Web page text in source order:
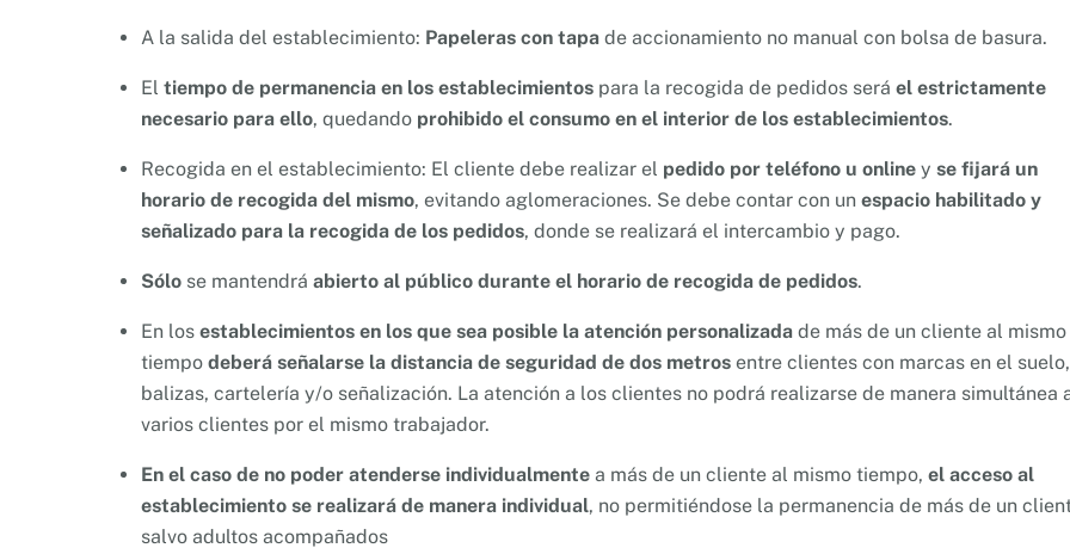
A la salida del establecimiento: Papeleras con tapade accionamiento no manual con bolsa de basura.
El tiempo de permanencia en los establecimientospara la recogida de pedidos será el estrictamente
necesario para ello, quedando prohibido el consumo en el interior de los establecimientos.
Recogida en el establecimiento: El cliente debe realizar el pedido por teléfono u onliney se fijará un
horario de recogida del mismo, evitando aglomeraciones. Se debe contar con un espacio habilitado y
señalizado para la recogida de los pedidos, donde se realizará el intercambio y pago.
Sólose mantendrá abierto al público durante el horario de recogida de pedidos.
En los establecimientos en los que sea posible la atención personalizadade más de un cliente al mismo
tiempo deberá señalarse la distancia de seguridad de dos metrosentre clientes con marcas en el suelo,
balizas, cartelería y/o señalización. La atención a los clientes no podrá realizarse de manera simultánea
varios clientes por el mismo trabajador.
En el caso de no poder atenderse individualmentea más de un cliente al mismo tiempo, el acceso al
establecimiento se realizará de manera individual, no permitiéndose la permanencia de más de un
salvo adultos acompañados